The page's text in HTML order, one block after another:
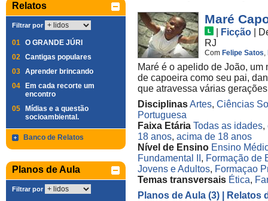
Relatos
Filtrar por
01 O GRANDE JÚRI
02 Cantigas populares
03 Aprender brincando
04
Em cada recorte um
encontro
05
Mídias e a questão
socioambiental.
Banco de Relatos
Planos de Aula
Filtrar por
Maré
Ficção
RJ
Com Felipe Satos,
Maré é o apelido de João,
de capoeira como seu pai,
que atravessa várias
DisciplinasArtes, Ciências
Portuguesa
Faixa Etária Todas as idades,
18 anos, acima de 18 anos
Nível de Ensino Ensino
Fundamental II , Formação de
Jovens e Adultos, Formaçao
Temas transversais Ética,
Planos de Aula (3)
| Relatos